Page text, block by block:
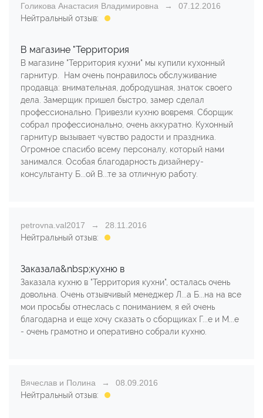
Голикова Анастасия Владимировна
07.12.2016
Нейтральный отзыв:
В магазине "Территория
В магазине "Территория кухни" мы купили кухонный
гарнитур. Нам очень понравилось обслуживание
продавца: внимательная, добродушная, знаток своего
дела. Замерщик пришел быстро, замер сделал
профессионально. Привезли кухню вовремя. Сборщик
собрал профессионально, очень аккуратно. Кухонный
гарнитур вызывает чувство радости и праздника.
Огромное спасибо всему персоналу, который нами
занимался. Особая благодарность дизайнеру-
консультанту Б...ой В...те за отличную работу.
petrovna.val2017
28.11.2016
Нейтральный отзыв:
Заказала&nbsp;кухню в
Заказала кухню в "Территория кухни", осталась очень
довольна. Очень отзывчивый менеджер Л...а Б...на на все
мои просьбы отнеслась с пониманием, я ей очень
благодарна и еще хочу сказать о сборщиках Г...е и М...е
- очень грамотно и оперативно собрали кухню.
Вячеслав и Полина
08.09.2016
Нейтральный отзыв: